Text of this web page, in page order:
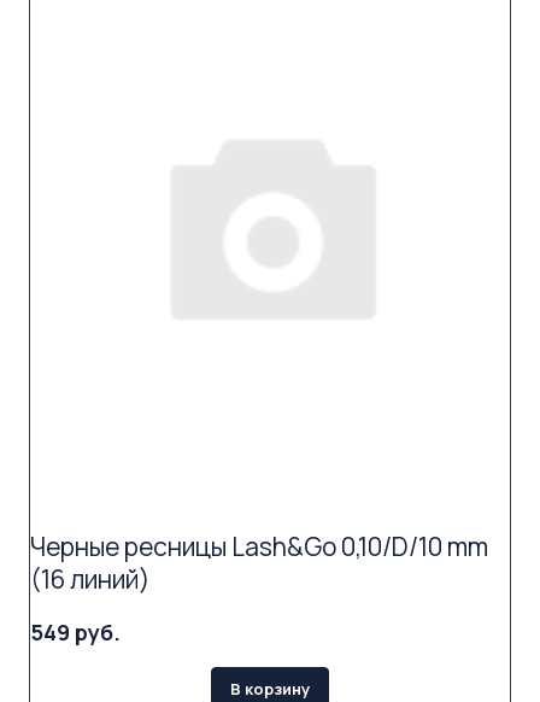
Черные ресницы Lash&Go 0,10/D/10 mm
(16 линий)
549 руб.
В корзину